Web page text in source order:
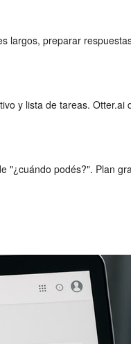
preparar
y lista de tareas.
podés?". Plan